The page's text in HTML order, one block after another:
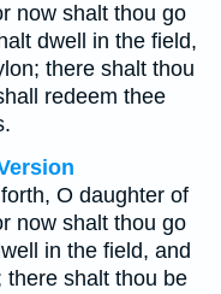
now shalt thou go
dwell in the field,
there shalt thou
redeem thee
O daughter of
now shalt thou go
in the field, and
there shalt thou be